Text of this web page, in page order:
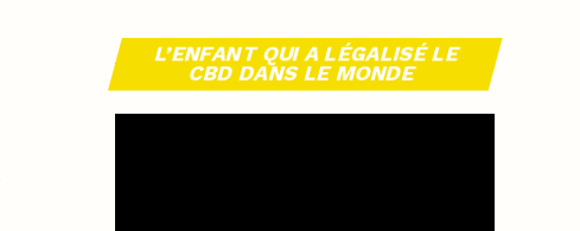
L’ENFANT QUI A LÉGALISÉ LE
CBD DANS LE MONDE